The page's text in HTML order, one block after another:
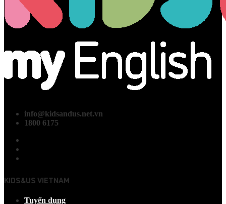
info@kidsandus.net.vn
1800 6175
KIDS&US VIETNAM
Tuyển dụng